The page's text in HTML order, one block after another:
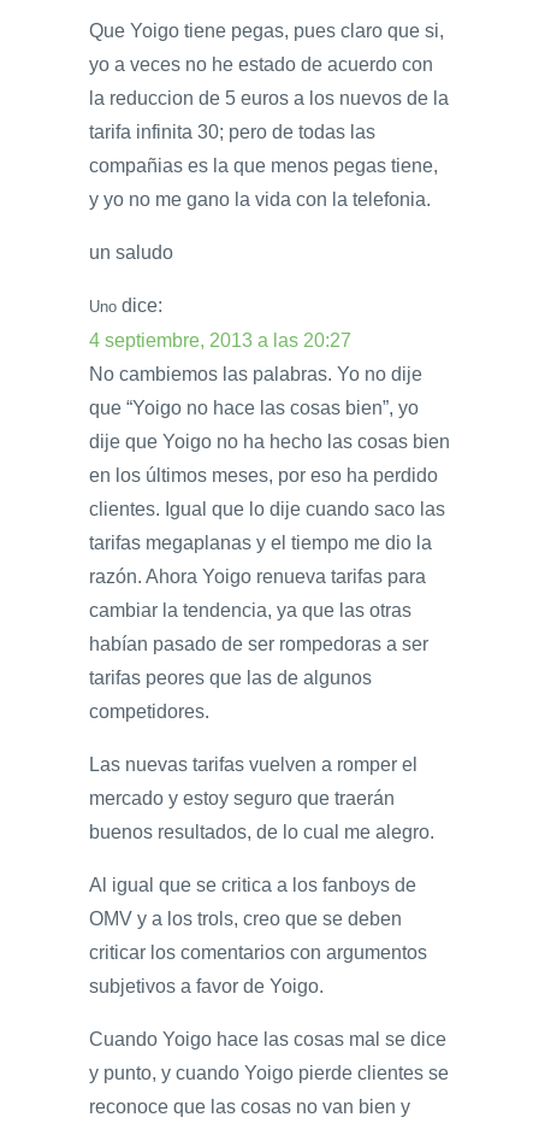
Que Yoigo tiene pegas, pues claro que si,
yo a veces no he estado de acuerdo con
la reduccion de 5 euros a los nuevos de la
tarifa infinita 30; pero de todas las
compañias es la que menos pegas tiene,
y yo no me gano la vida con la telefonia.
un saludo
Uno dice:
4 septiembre, 2013 a las 20:27
No cambiemos las palabras. Yo no dije
que “Yoigo no hace las cosas bien”, yo
dije que Yoigo no ha hecho las cosas bien
en los últimos meses, por eso ha perdido
clientes. Igual que lo dije cuando saco las
tarifas megaplanas y el tiempo me dio la
razón. Ahora Yoigo renueva tarifas para
cambiar la tendencia, ya que las otras
habían pasado de ser rompedoras a ser
tarifas peores que las de algunos
competidores.
Las nuevas tarifas vuelven a romper el
mercado y estoy seguro que traerán
buenos resultados, de lo cual me alegro.
Al igual que se critica a los fanboys de
OMV y a los trols, creo que se deben
criticar los comentarios con argumentos
subjetivos a favor de Yoigo.
Cuando Yoigo hace las cosas mal se dice
y punto, y cuando Yoigo pierde clientes se
reconoce que las cosas no van bien y